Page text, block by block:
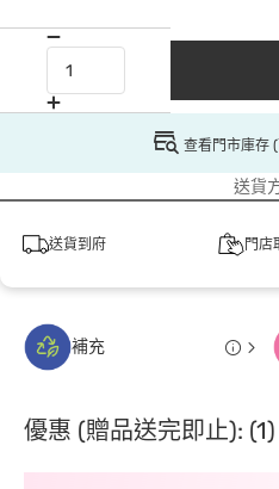
查看門市庫存
送貨
送貨到府 門店
補充
優惠 (贈品送完即止): (1)